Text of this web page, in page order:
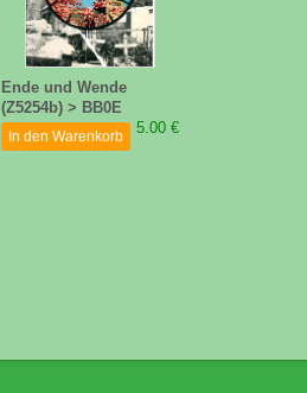
Ende und Wende
(Z5254b) > BB0E
5.00 €
In den Warenkorb